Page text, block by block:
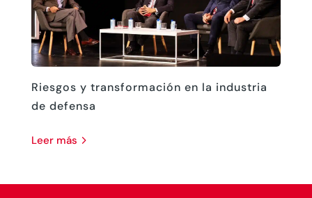
Riesgos y transformación en la industria
de defensa
leer más